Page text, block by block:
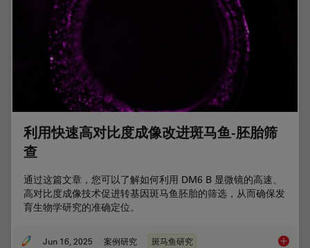
利用快速高对比度成像改进斑马鱼-胚胎筛
查
通过这篇文章，您可以了解如何利用 DM6 B 显微镜的高速、
高对比度成像技术促进转基因斑马鱼胚胎的筛选，从而确保发
育生物学研究的准确定位。
Jun 16, 2025 案例研究 斑马鱼研究 利用快